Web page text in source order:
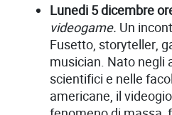
Lunedi 5 dicembre
videogame. Un
Fusetto, storyteller,
musician. Nato negli
scientifici e nelle
americane, il